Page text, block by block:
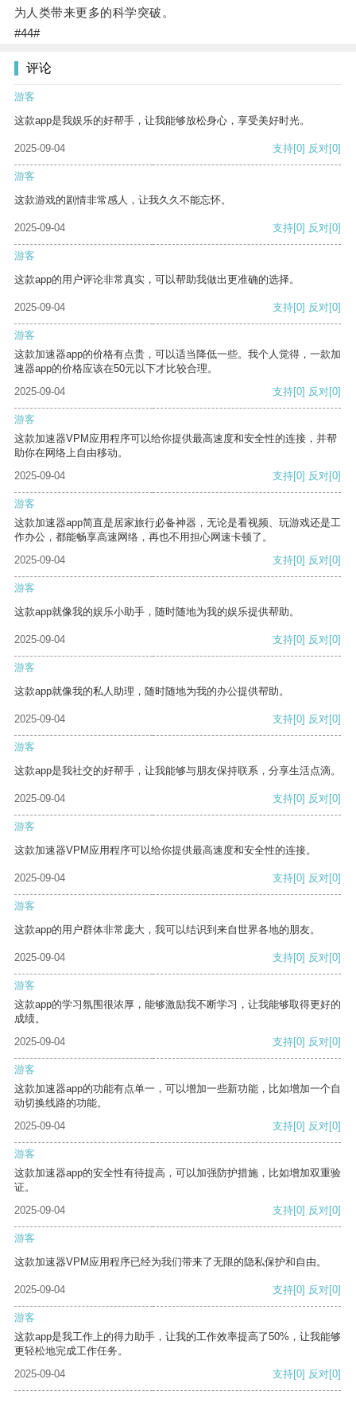
为人类带来更多的科学突破。
#44#
评论
游客
这款app是我娱乐的好帮手，让我能够放松身心，享受美好时光。
2025-09-04 支持[0] 反对[0]
游客
这款游戏的剧情非常感人，让我久久不能忘怀。
2025-09-04 支持[0] 反对[0]
游客
这款app的用户评论非常真实，可以帮助我做出更准确的选择。
2025-09-04 支持[0] 反对[0]
游客
这款加速器app的价格有点贵，可以适当降低一些。我个人觉得，一款加
速器app的价格应该在50元以下才比较合理。
2025-09-04
支持[0] 反对[0]
游客
这款加速器VPM应用程序可以给你提供最高速度和安全性的连接，并帮
助你在网络上自由移动。
2025-09-04
支持[0] 反对[0]
游客
这款加速器app简直是居家旅行必备神器，无论是看视频、玩游戏还是工
作办公，都能畅享高速网络，再也不用担心网速卡顿了。
2025-09-04
支持[0] 反对[0]
游客
这款app就像我的娱乐小助手，随时随地为我的娱乐提供帮助。
2025-09-04 支持[0] 反对[0]
游客
这款app就像我的私人助理，随时随地为我的办公提供帮助。
2025-09-04 支持[0] 反对[0]
游客
这款app是我社交的好帮手，让我能够与朋友保持联系，分享生活点滴。
2025-09-04 支持[0] 反对[0]
游客
这款加速器VPM应用程序可以给你提供最高速度和安全性的连接。
2025-09-04 支持[0] 反对[0]
游客
这款app的用户群体非常庞大，我可以结识到来自世界各地的朋友。
2025-09-04 支持[0] 反对[0]
游客
这款app的学习氛围很浓厚，能够激励我不断学习，让我能够取得更好的
成绩。
2025-09-04
支持[0] 反对[0]
游客
这款加速器app的功能有点单一，可以增加一些新功能，比如增加一个自
动切换线路的功能。
2025-09-04
支持[0] 反对[0]
游客
这款加速器app的安全性有待提高，可以加强防护措施，比如增加双重验
证。
2025-09-04
支持[0] 反对[0]
游客
这款加速器VPM应用程序已经为我们带来了无限的隐私保护和自由。
2025-09-04 支持[0] 反对[0]
游客
这款app是我工作上的得力助手，让我的工作效率提高了50%，让我能够
更轻松地完成工作任务。
2025-09-04
支持[0] 反对[0]